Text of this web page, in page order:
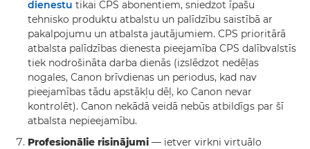
dienestu tikai CPS abonentiem, sniedzot īpašu
tehnisko produktu atbalstu un palīdzību saistībā ar
pakalpojumu un atbalsta jautājumiem. CPS prioritārā
atbalsta palīdzības dienesta pieejamība CPS dalībvalstīs
tiek nodrošināta darba dienās (izslēdzot nedēļas
nogales, Canon brīvdienas un periodus, kad nav
pieejamības tādu apstākļu dēļ, ko Canon nevar
kontrolēt). Canon nekādā veidā nebūs atbildīgs par šī
atbalsta nepieejamību.
Profesionālie risinājumi — ietver virkni virtuālo